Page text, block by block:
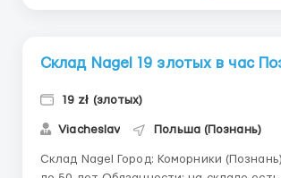
Склад Nagel 19 злотых в час
19 zł (злотых)
Viacheslav Польша (Познань)
Склад Nagel Город: Коморники